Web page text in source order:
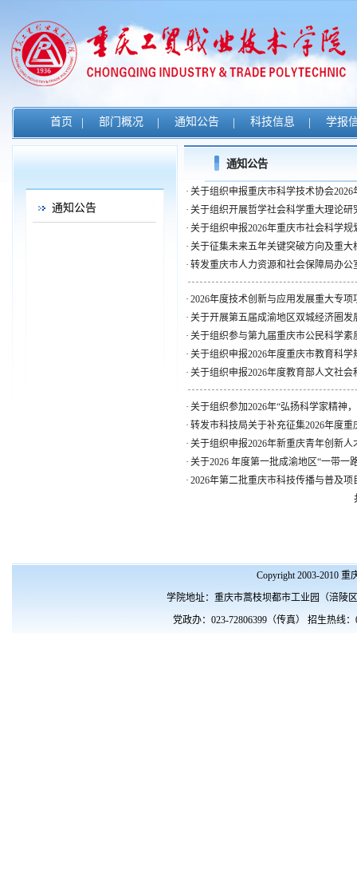
首页 | 部门概况 | 通知公告 | 科技信息 | 学报
通知公告
通知公告
· 关于组织申报重庆市科学技术协会
· 关于组织开展哲学社会科学重大理论研
· 关于组织申报2026年重庆市社会科学
· 关于征集未来五年关键突破方向及重大
· 转发重庆市人力资源和社会保障局办公
· 2026年度技术创新与应用发展重大专
· 关于开展第五届成渝地区双城经济圈发
· 关于组织参与第九届重庆市公民科学素
· 关于组织申报2026年度重庆市教育科
· 关于组织申报2026年度教育部人文社
· 关于组织参加2026年“弘扬科学家精神
· 转发市科技局关于补充征集2026年度
· 关于组织申报2026年新重庆青年创新
· 关于2026 年度第一批成渝地区“一带一
· 2026年第二批重庆市科技传播与普及
Copyright 2003-2010
学院地址：重庆市蒿枝坝都市工业园（涪陵
党政办：023-72806399（传真） 招生热线：